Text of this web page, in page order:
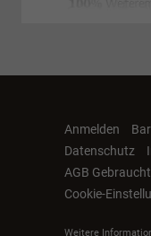
Anmelden
Datenschutz
AGB
Cookie-
Weitere